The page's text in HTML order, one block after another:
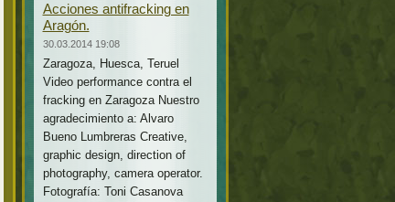
Acciones antifracking en
Aragón.
30.03.2014 19:08
Zaragoza, Huesca, Teruel
Video performance contra el
fracking en Zaragoza Nuestro
agradecimiento a: Alvaro
Bueno Lumbreras Creative,
graphic design, direction of
photography, camera operator.
Fotografía: Toni Casanova